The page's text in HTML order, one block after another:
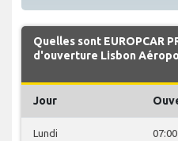
Quelles sont EUROPCAR
d'ouverture Lisbon
Jour
Lundi 07:00